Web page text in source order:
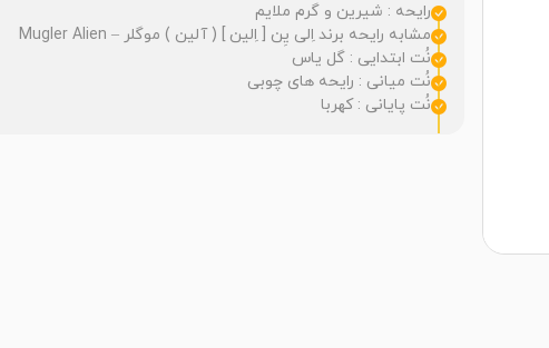
رایحه : شیرین و گرم ملایم
مشابه رایحه برند اِلی یِن [ اِلین ] ( آلین ) موگلر – Mugler Alien
نُت ابتدایی : گل یاس
نُت میانی : رایحه های چوبی
نُت پایانی : کهربا